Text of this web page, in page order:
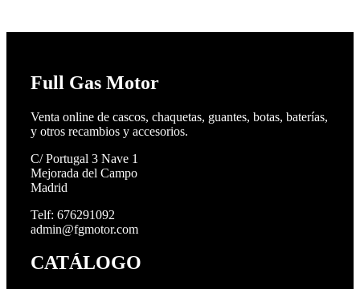
Full Gas Motor
Venta online de cascos, chaquetas, guantes, botas, baterías,
y otros recambios y accesorios.
C/ Portugal 3 Nave 1
Mejorada del Campo
Madrid
Telf: 676291092
admin@fgmotor.com
CATÁLOGO